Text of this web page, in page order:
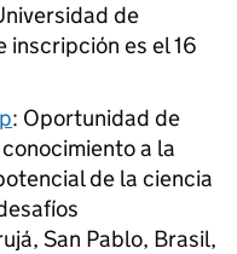
de
inscripción es el 16
: Oportunidad de
a la
de la ciencia
San Pablo, Brasil,